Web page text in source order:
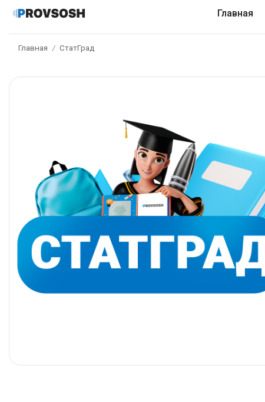
Главная
Главная / СтатГрад